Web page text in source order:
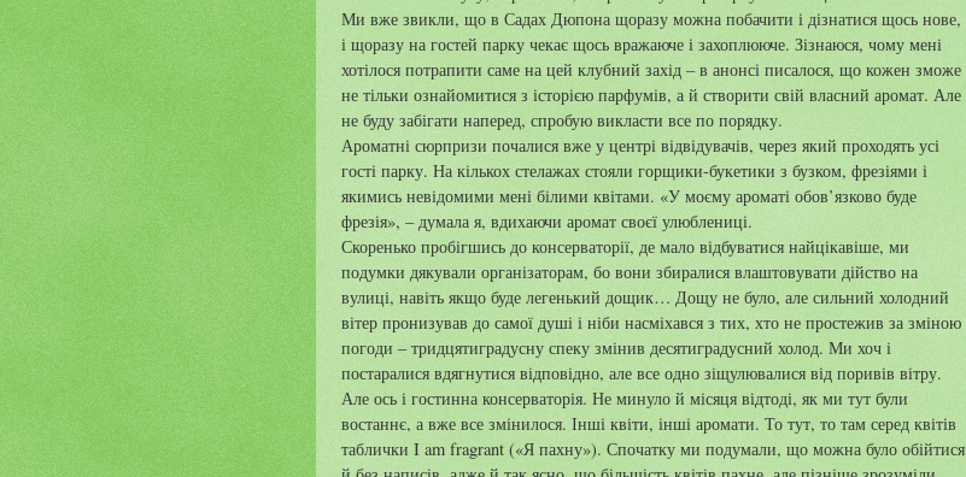
Ми вже звикли, що в Садах Дюпона щоразу можна побачити і дізнатися щось нове,
і щоразу на гостей парку чекає щось вражаюче і захоплююче. Зізнаюся, чому мені
хотілося потрапити саме на цей клубний захід – в анонсі писалося, що кожен зможе
не тільки ознайомитися з історією парфумів, а й створити свій власний аромат. Але
не буду забігати наперед, спробую викласти все по порядку.
Ароматні сюрпризи почалися вже у центрі відвідувачів, через який проходять усі
гості парку. На кількох стелажах стояли горщики-букетики з бузком, фрезіями і
якимись невідомими мені білими квітами. «У моєму ароматі обов’язково буде
фрезія», – думала я, вдихаючи аромат своєї улюблениці.
Скоренько пробігшись до консерваторії, де мало відбуватися найцікавіше, ми
подумки дякували організаторам, бо вони збиралися влаштовувати дійство на
вулиці, навіть якщо буде легенький дощик… Дощу не було, але сильний холодний
вітер пронизував до самої душі і ніби насміхався з тих, хто не простежив за зміною
погоди – тридцятиградусну спеку змінив десятиградусний холод. Ми хоч і
постаралися вдягнутися відповідно, але все одно зіщулювалися від поривів вітру.
Але ось і гостинна консерваторія. Не минуло й місяця відтоді, як ми тут були
востаннє, а вже все змінилося. Інші квіти, інші аромати. То тут, то там серед квітів
таблички I am fragrant («Я пахну»). Спочатку ми подумали, що можна було обійтися